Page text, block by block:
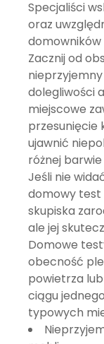
Specjaliści
oraz
domowników
Zacznij od
dolegliwości
miejscowe
przesunięcie
ujawnić
różnej
Jeśli nie
domowy test
skupiska
ale jej
Domowe
obecność
powietrza
ciągu
typowych